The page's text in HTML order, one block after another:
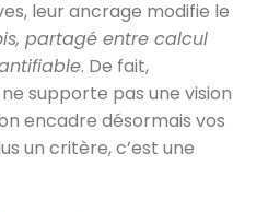
leur ancrage modifie le
partagé entre calcul
. De fait,
supporte pas une vision
encadre désormais vos
un critère, c’est une